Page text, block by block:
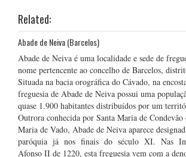
Related:
Abade de Neiva (Barcelos)
Abade de Neiva é uma localidade e sede de
nome pertencente ao concelho de Barcelos,
Situada na bacia orográfica do Cávado, na
freguesia de Abade de Neiva possui uma
quase 1.900 habitantes distribuídos por um
Outrora conhecida por Santa Maria de Condevão
Maria de Vado, Abade de Neiva aparece
paróquia já nos finais do século XI. Nas
Afonso II de 1220, esta freguesia vem com a